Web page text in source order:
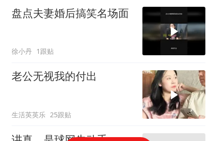
盘点夫妻婚后搞笑名场面
徐小丹 1跟贴
老公无视我的付出
生活英英乐 25跟贴